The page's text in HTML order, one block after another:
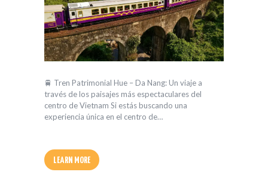
🚆 Tren Patrimonial Hue – Da Nang: Un viaje a
través de los paisajes más espectaculares del
centro de Vietnam Si estás buscando una
experiencia única en el centro de…
LEARN MORE